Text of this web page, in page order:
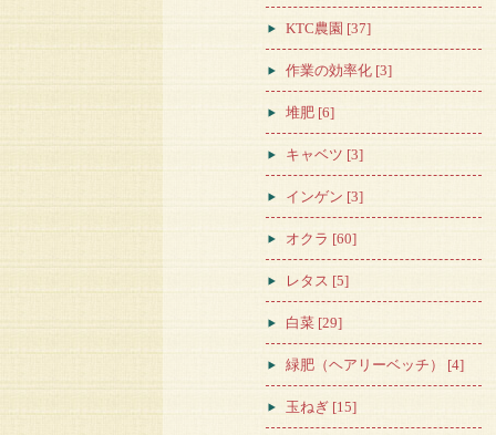
KTC農園 [37]
作業の効率化 [3]
堆肥 [6]
キャベツ [3]
インゲン [3]
オクラ [60]
レタス [5]
白菜 [29]
緑肥（ヘアリーベッチ） [4]
玉ねぎ [15]